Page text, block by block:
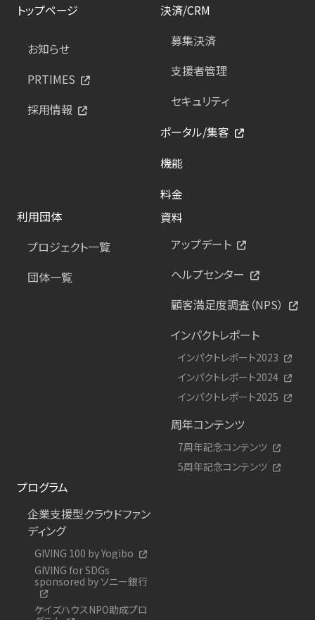
トップページ
お知らせ
PRTIMES
採用情報
決済/CRM
募集決済
支援者管理
セキュリティ
ポータル/集客
機能
料金
利用団体
プロジェクト一覧
団体一覧
資料
アップデート
ヘルプセンター
顧客満足度調査（NPS）
インパクトレポート
インパクトレポート2023
インパクトレポート2024
インパクトレポート2025
周年コンテンツ
7周年記念コンテンツ
5周年記念コンテンツ
プログラム
企業支援型クラウドファン
ディング
GIVING 100 by Yogibo
GIVING for SDGs
sponsored by ソニー銀行
ケイズハウスNPO助成プロ